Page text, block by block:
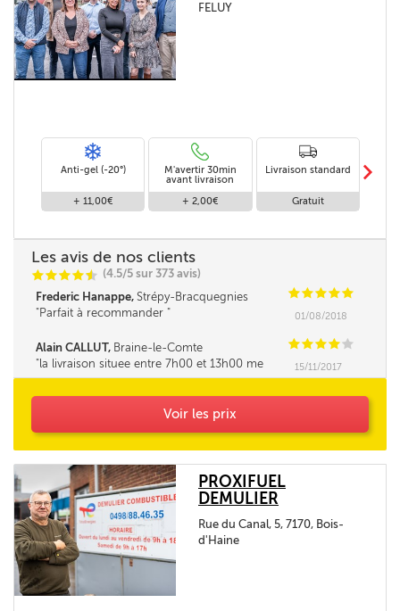
FELUY
Anti-gel (-20°)
+ 11,00€
M'avertir 30min
avant livraison
+ 2,00€
Livraison standard
Gratuit
m
Les avis de nos clients
CCCCi
@ (4.5/5 sur 373 avis)
Frederic Hanappe, Strépy-Bracquegnies CCCCC
Parfait à recommander
01/08/2018
Alain CALLUT, Braine-le-Comte CCCC C
la livraison situee entre 7h00 et 13h00 me
parait tres longue. la fourchette ne pourrait elle
15/11/2017
Voir les prix
PROXIFUEL
DEMULIER
Rue du Canal, 5, 7170, Bois-
d'Haine